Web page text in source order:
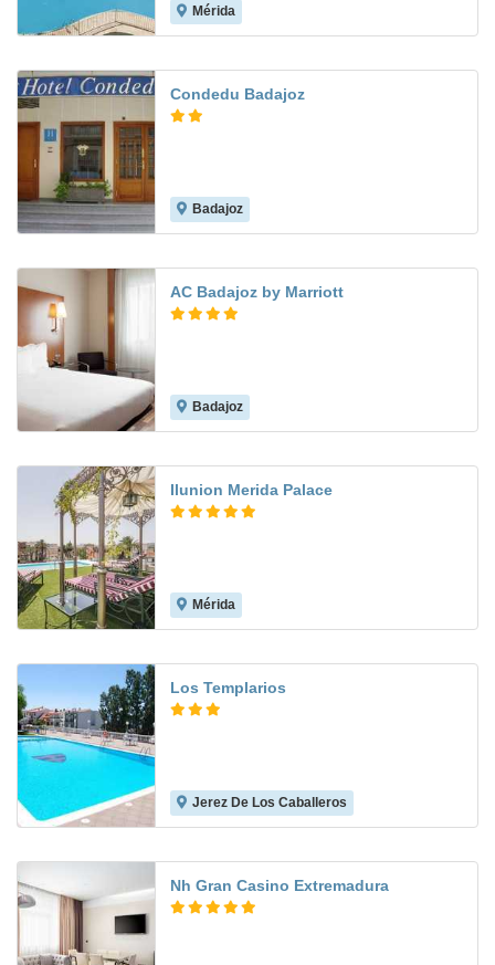
Mérida
Condedu Badajoz
Badajoz
AC Badajoz by Marriott
Badajoz
Ilunion Merida Palace
Mérida
Los Templarios
Jerez De Los Caballeros
Nh Gran Casino Extremadura